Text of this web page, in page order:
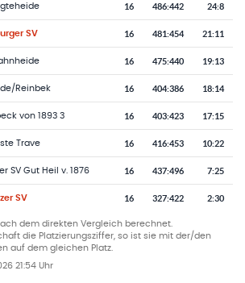
16 486:442 24:8
SV 16 481:454 21:11
16 475:440 19:13
Reinbek 16 404:386 18:14
von 1893 3 16 403:423 17:15
Trave 16 416:453 10:22
SV Gut Heil v. 1876 16 437:496 7:25
SV 16 327:422 2:30
dem direkten Vergleich berechnet.
die Platzierungsziffer, so ist sie mit der/den
auf dem gleichen Platz.
21:54 Uhr